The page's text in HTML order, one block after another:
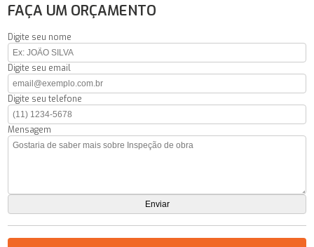
FAÇA UM ORÇAMENTO
Digite seu nome
Digite seu email
Digite seu telefone
Mensagem